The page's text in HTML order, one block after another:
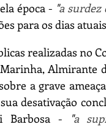
época - "a surdez
para os dias
realizadas no
Almirante
a grave
desativação
Barbosa -
"a